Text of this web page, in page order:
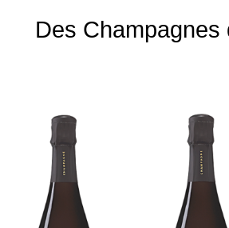
Des Champagnes